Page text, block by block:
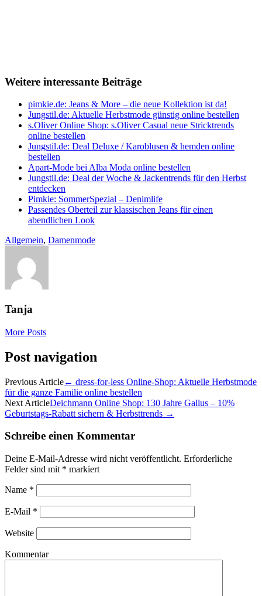
Weitere interessante Beiträge
pimkie.de: Jeans & More – die neue Kollektion ist da!
Jungstil.de: Aktuelle Herbstmode günstig online bestellen
s.Oliver Online Shop: s.Oliver Casual neue Stricktrends
online bestellen
Jungstil.de: Deal Deluxe / Karoblusen & hemden online
bestellen
Apart-Mode bei Alba Moda online bestellen
Jungstil.de: Deal der Woche & Jackentrends für den Herbst
entdecken
Pimkie: SommerSpezial – Denimlife
Passendes Oberteil zur klassischen Jeans für einen
abendlichen Look
Allgemein, Damenmode
Tanja
More Posts
Post navigation
Previous Article← dress-for-less Online-Shop: Aktuelle Herbstmode
für die ganze Familie online bestellen
Next ArticleDeichmann Online Shop: 130 Jahre Gallus – 10%
Geburtstags-Rabatt sichern & Herbsttrends →
Schreibe einen Kommentar
Deine E-Mail-Adresse wird nicht veröffentlicht. Erforderliche
Felder sind mit * markiert
Name *
E-Mail *
Website
Kommentar